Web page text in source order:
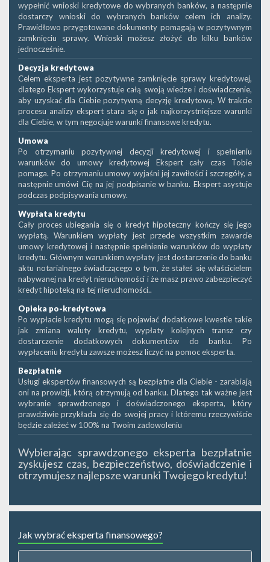
wypełnić wnioski kredytowe do wybranych banków, a następnie
dostarczy wnioski do wybranych banków celem ich analizy.
Prawidłowo przygotowane dokumenty pomagają w pozytywnym
zamknięciu sprawy. Wnioski możesz złożyć do kilku banków
jednocześnie.
Decyzja kredytowa
Celem eksperta jest pozytywne zamknięcie sprawy kredytowej,
dlatego Ekspert wykorzystuje całą swoją wiedze i doświadczenie,
aby uzyskać dla Ciebie pozytywną decyzję kredytową. W trakcie
procesu analizy ekspert stara się o jak najkorzystniejsze warunki
dla Ciebie, w tym negocjuje warunki finansowe kredytu.
Umowa
Po otrzymaniu pozytywnej decyzji kredytowej i spełnieniu
warunków do umowy kredytowej Ekspert cały czas Tobie
pomaga. Po otrzymaniu umowy wyjaśni jej zawiłości i szczegóły, a
następnie umówi Cię na jej podpisanie w banku. Ekspert asystuje
podczas podpisywania umowy.
Wypłata kredytu
Cały proces ubiegania się o kredyt hipoteczny kończy się jego
wypłatą. Warunkiem wypłaty jest przede wszystkim zawarcie
umowy kredytowej i następnie spełnienie warunków do wypłaty
kredytu. Głównym warunkiem wypłaty jest dostarczenie do banku
aktu notarialnego świadczącego o tym, że stałeś się właścicielem
nabywanej na kredyt nieruchomości i że masz prawo zabezpieczyć
kredyt hipoteką na tej nieruchomości..
Opieka po-kredytowa
Po wypłacie kredytu mogą się pojawiać dodatkowe kwestie takie
jak zmiana waluty kredytu, wypłaty kolejnych transz czy
dostarczenie dodatkowych dokumentów do banku. Po
wypłaceniu kredytu zawsze możesz liczyć na pomoc eksperta.
Bezpłatnie
Usługi ekspertów finansowych są bezpłatne dla Ciebie - zarabiają
oni na prowizji, którą otrzymują od banku. Dlatego tak ważne jest
wybranie sprawdzonego i doświadczonego eksperta, który
prawdziwie przykłada się do swojej pracy i któremu rzeczywiście
będzie zależeć w 100% na Twoim zadowoleniu
Wybierając sprawdzonego eksperta bezpłatnie
zyskujesz czas, bezpieczeństwo, doświadczenie i
otrzymujesz najlepsze warunki Twojego kredytu!
Jak wybrać eksperta finansowego?